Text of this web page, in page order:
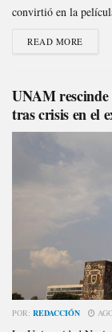
convirtió en la
READ MORE
UNAM
tras crisis en el
POR: REDACCIÓN